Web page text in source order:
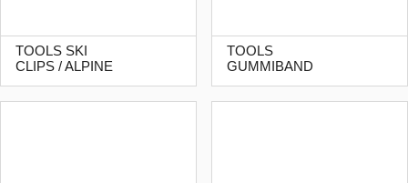
TOOLS SKI
CLIPS / ALPINE
TOOLS
GUMMIBAND